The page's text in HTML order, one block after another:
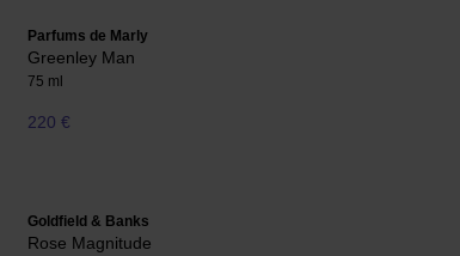
Parfums de Marly
Greenley Man
75 ml
220 €
Goldfield & Banks
Rose Magnitude